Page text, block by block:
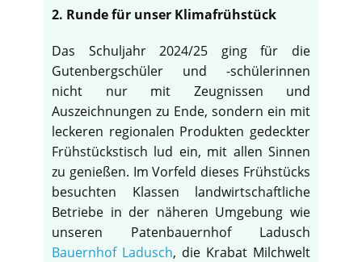
2. Runde für unser Klimafrühstück
Das Schuljahr 2024/25 ging für die
Gutenbergschüler und -schülerinnen
nicht nur mit Zeugnissen und
Auszeichnungen zu Ende, sondern ein mit
leckeren regionalen Produkten gedeckter
Frühstückstisch lud ein, mit allen Sinnen
zu genießen. Im Vorfeld dieses Frühstücks
besuchten Klassen landwirtschaftliche
Betriebe in der näheren Umgebung wie
unseren Patenbauernhof Ladusch
Bauernhof Ladusch, die Krabat Milchwelt